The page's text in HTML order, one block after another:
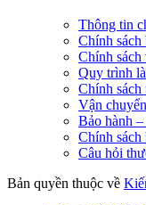
Thông tin
Chính sách
Chính
Quy trình
Chính sách
Vận
Bảo hành
Chính sách
Câu hỏi
Bản quyền thuộc về